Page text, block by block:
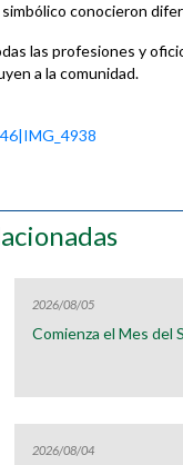
conocieron
las profesiones y
a la comunidad.
2026/08/05
Comienza el Mes del
2026/08/04